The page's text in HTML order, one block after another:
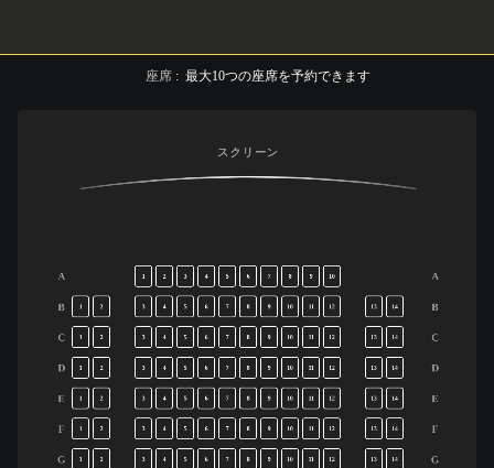
座席 : 最大10つの座席を予約できます
スクリーン
A
B
C
D
E
F
G
A
B
C
D
E
F
G
1 2 3 4 5 6 7 8 9 10
1 2 3 4 5 6 7 8 9 10 11 12 13 14
1 2 3 4 5 6 7 8 9 10 11 12 13 14
1 2 3 4 5 6 7 8 9 10 11 12 13 14
1 2 3 4 5 6 7 8 9 10 11 12 13 14
2 3 4 5 6 7 8 9 10 12 13 14
1 2 3 4 5 6 7 8 9 10 11 12 13 14